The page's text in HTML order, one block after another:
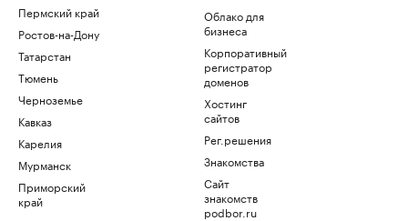
Пермский край
Ростов-на-Дону
Татарстан
Тюмень
Черноземье
Кавказ
Карелия
Мурманск
Приморский
край
Облако для
бизнеса
Корпоративный
регистратор
доменов
Хостинг
сайтов
Рег.решения
Знакомства
Сайт
знакомств
podbor.ru